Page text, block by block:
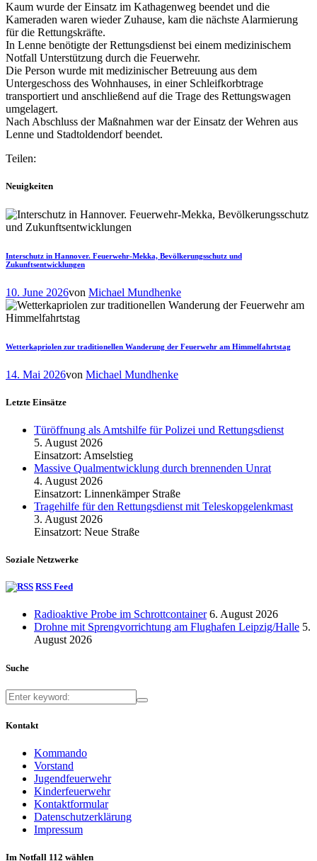
Kaum wurde der Einsatz im Kathagenweg beendet und die
Kameraden waren wieder Zuhause, kam die nächste Alarmierung
für die Rettungskräfte.
In Lenne benötigte der Rettungsdienst bei einem medizinischem
Notfall Unterstützung durch die Feuerwehr.
Die Person wurde mit medizinischer Betreuung aus dem
Untergeschoss des Wohnhauses, in einer Schleifkorbtrage
transportiert und anschließend auf die Trage des Rettungswagen
umgelagert.
Nach Abschluss der Maßnahmen war der Einsatz der Wehren aus
Lenne und Stadtoldendorf beendet.
Teilen:
Neuigkeiten
Interschutz in Hannover. Feuerwehr-Mekka, Bevölkerungsschutz und
Zukunftsentwicklungen
10. June 2026von Michael Mundhenke
Wetterkapriolen zur traditionellen Wanderung der Feuerwehr am Himmelfahrtstag
14. Mai 2026von Michael Mundhenke
Letzte Einsätze
Türöffnung als Amtshilfe für Polizei und Rettungsdienst
5. August 2026
Einsatzort: Amselstieg
Massive Qualmentwicklung durch brennenden Unrat
4. August 2026
Einsatzort: Linnenkämper Straße
Tragehilfe für den Rettungsdienst mit Teleskopgelenkmast
3. August 2026
Einsatzort: Neue Straße
Soziale Netzwerke
RSS Feed
Radioaktive Probe im Schrottcontainer 6. August 2026
Drohne mit Sprengvorrichtung am Flughafen Leipzig/Halle 5.
August 2026
Suche
Kontakt
Kommando
Vorstand
Jugendfeuerwehr
Kinderfeuerwehr
Kontaktformular
Datenschutzerklärung
Impressum
Im Notfall 112 wählen